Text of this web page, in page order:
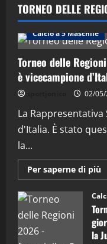
2
3
4
TORNEO DELLE
Calcio a 5 Maschile
Torneo delle
è vicecampione
02/
La
d'Italia. È stato
la...
Per saperne di più
a
la